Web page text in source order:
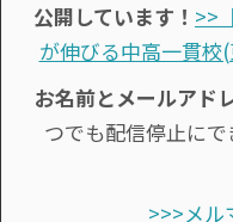
公開しています！ >>
が伸びる中高一貫校
お名前とメールアド
つでも配信停止に
>>>メル